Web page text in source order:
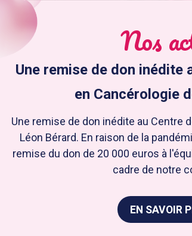
Nos
Une remise de don inédite
en Cancérologie
Une remise de don inédite au Centre
Léon Bérard. En raison de la
remise du don de 20 000 euros à
cadre de notre
EN SAVOIR